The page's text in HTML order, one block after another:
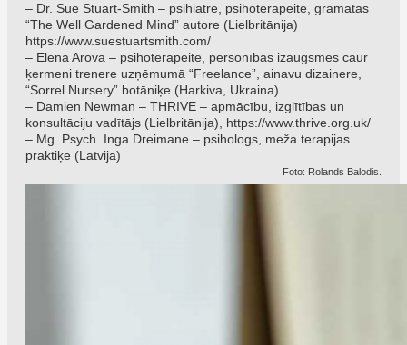
– Dr. Sue Stuart-Smith – psihiatre, psihoterapeite, grāmatas
“The Well Gardened Mind” autore (Lielbritānija)
https://www.suestuartsmith.com/
– Elena Arova – psihoterapeite, personības izaugsmes caur
ķermeni trenere uzņēmumā “Freelance”, ainavu dizainere,
“Sorrel Nursery” botāniķe (Harkiva, Ukraina)
– Damien Newman – THRIVE – apmācību, izglītības un
konsultāciju vadītājs (Lielbritānija), https://www.thrive.org.uk/
– Mg. Psych. Inga Dreimane – psihologs, meža terapijas
praktiķe (Latvija)
Foto: Rolands Balodis.